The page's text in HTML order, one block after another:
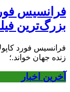
فرانسیس
بزرگ‌ترین
فرانسیس فورد
زنده جهان خواند.؛
آخرین اخبار